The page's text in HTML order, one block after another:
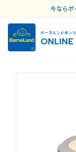
今ならポ
ボーネルンドオン
ONLINE